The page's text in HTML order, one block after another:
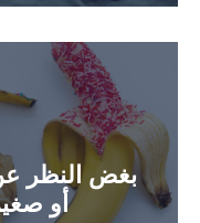
بغض النظر
أو